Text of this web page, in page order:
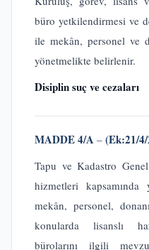
büro yetkilendirmesi ve
ile mekân, personel ve
yönetmelikte belirlenir.
Disiplin suç ve cezaları
MADDE 4/A – (Ek:21/
Tapu ve Kadastro
hizmetleri
mekân, personel,
konularda lisanslı
bürolarını ilgili